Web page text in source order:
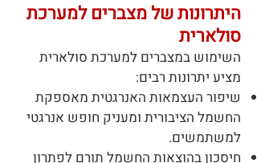
היתרונות של מצברים למערכת
סולארית
השימוש במצברים למערכת סולארית
מציע יתרונות רבים:
שיפור העצמאות האנרגטית מאספקת
החשמל הציבורית ומעניק חופש אנרגטי
למשתמשים.
חיסכון בהוצאות החשמל תורם לפתרון